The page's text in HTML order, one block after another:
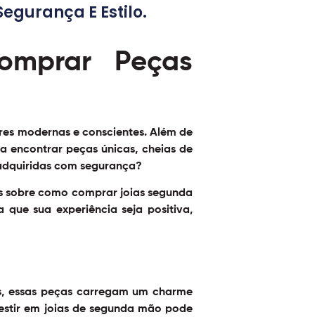
E Estilo.
Peças
modernas e conscientes. Além de
encontrar peças únicas, cheias de
com segurança?
sobre como comprar joias segunda
que sua experiência seja positiva,
essas peças carregam um charme
em joias de segunda mão pode